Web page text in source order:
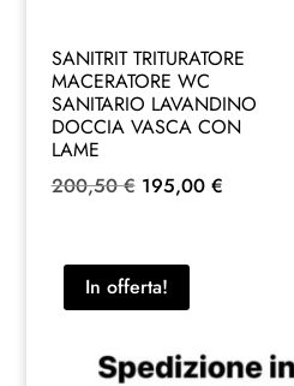
SANITRIT TRITURATORE
MACERATORE WC
SANITARIO LAVANDINO
DOCCIA VASCA CON
LAME
200,50€ Il
era:
200,50 €.
195,00 €Il
In offerta!